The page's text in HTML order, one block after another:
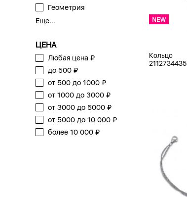
Геометрия
Еще...
ЦЕНА
Любая цена ₽
до 500 ₽
от 500 до 1000 ₽
от 1000 до 3000 ₽
от 3000 до 5000 ₽
от 5000 до 10 000 ₽
более 10 000 ₽
Кольцо
2112734435